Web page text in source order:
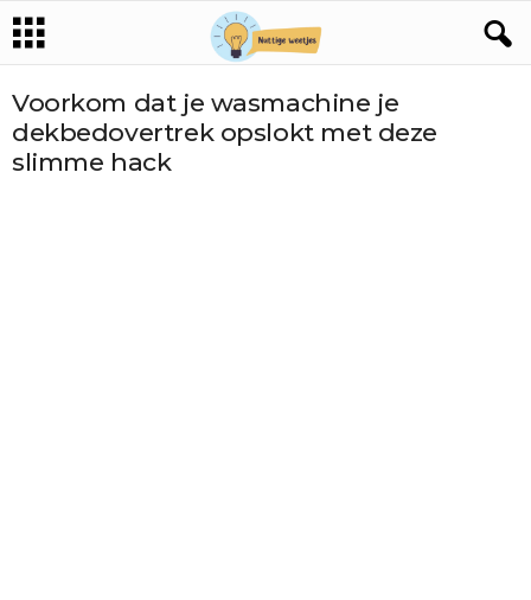
Voorkom dat je wasmachine je
dekbedovertrek opslokt met deze
slimme hack